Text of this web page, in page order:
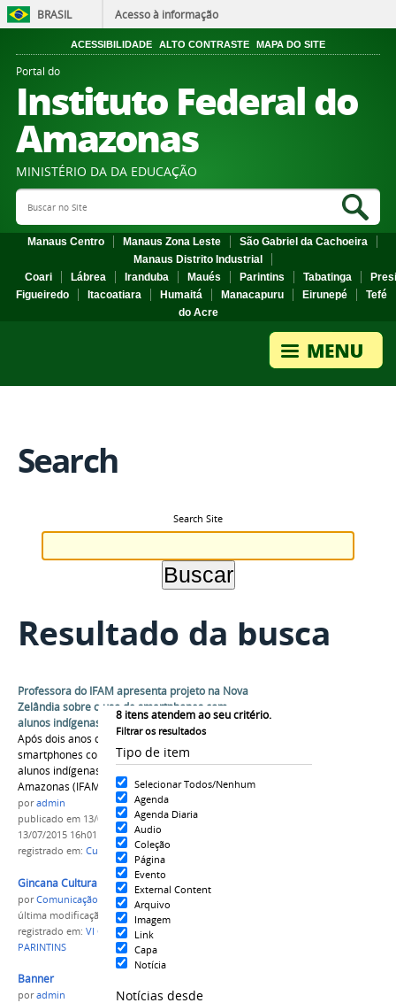
BRASIL Acesso à informação
ACESSIBILIDADE ALTO CONTRASTE MAPA DO SITE
Portal do
Instituto Federal do
Amazonas
MINISTÉRIO DA DA EDUCAÇÃO
Search Site
Manaus Centro Manaus Zona Leste
São Gabriel da Cachoeira
Manaus Distrito Industrial
Coari
Lábrea Iranduba Maués Parintins Tabatinga
Figueiredo
Itacoatiara Humaitá Manacapuru Eirunepé
Tefé
do Acre
Search
Search Site
Resultado da busca
8 itens atendem ao seu critério.
Filtrar os resultados
Tipo de item
Selecionar Todos/Nenhum
Agenda
Agenda Diaria
Audio
Coleção
Página
Evento
External Content
Arquivo
Imagem
Link
Capa
Notícia
Notícias desde
Professora do IFAM apresenta projeto na Nova
Zelândia sobre o uso de smartphones com
alunos indígenas de São Gabriel da Cachoeira
Após dois anos de pesquisa sobre o uso de
smartphones como material didático entre
alunos indígenas do Instituto Federal do
Amazonas (IFAM) .
poradmin
publicado em 13/07/2015—última modificação
13/07/2015 16h01
registrado em: Cultura,educação,
Gincana Cultural 2015
porComunicação CPR
última modificação
em 19/08/2015 11h43
registrado em: VI GINCANA ,Cultura
PARINTINS
Banner
poradmin